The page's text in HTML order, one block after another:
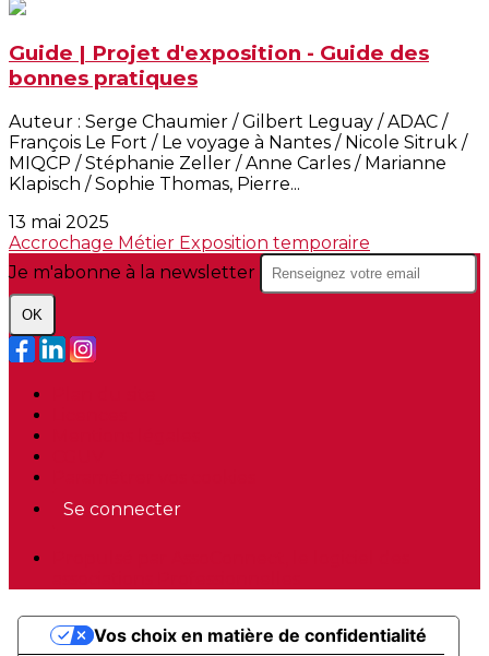
Guide | Projet d'exposition - Guide des
bonnes pratiques
Auteur : Serge Chaumier / Gilbert Leguay / ADAC /
François Le Fort / Le voyage à Nantes / Nicole Sitruk /
MIQCP / Stéphanie Zeller / Anne Carles / Marianne
Klapisch / Sophie Thomas, Pierre...
13 mai 2025
Accrochage Métier Exposition temporaire
Je m'abonne à la newsletter
OK
Se connecter
Vos choix en matière de confidentialité